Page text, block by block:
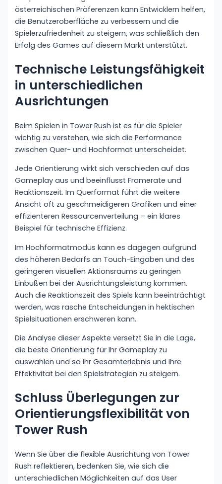
österreichischen Präferenzen kann Entwicklern helfen,
die Benutzeroberfläche zu verbessern und die
Spielerzufriedenheit zu steigern, was schließlich den
Erfolg des Games auf diesem Markt unterstützt.
Technische Leistungsfähigkeit
in unterschiedlichen
Ausrichtungen
Beim Spielen in Tower Rush ist es für die Spieler
wichtig zu verstehen, wie sich die Performance
zwischen Quer- und Hochformat unterscheidet.
Jede Orientierung wirkt sich verschieden auf das
Gameplay aus und beeinflusst Framerate und
Reaktionszeit. Im Querformat führt die weitere
Ansicht oft zu geschmeidigeren Grafiken und einer
effizienteren Ressourcenverteilung – ein klares
Beispiel für technische Effizienz.
Im Hochformatmodus kann es dagegen aufgrund
des höheren Bedarfs an Touch-Eingaben und des
geringeren visuellen Aktionsraums zu geringen
Einbußen bei der Ausrichtungsleistung kommen.
Auch die Reaktionszeit des Spiels kann beeinträchtigt
werden, was rasche Entscheidungen in hektischen
Spielsituationen erschweren kann.
Die Analyse dieser Aspekte versetzt Sie in die Lage,
die beste Orientierung für Ihr Gameplay zu
auswählen und so Ihr Gesamterlebnis und Ihre
Effektivität bei den Spielstrategien zu steigern.
Schluss Überlegungen zur
Orientierungsflexibilität von
Tower Rush
Wenn Sie über die flexible Ausrichtung von Tower
Rush reflektieren, bedenken Sie, wie sich die
unterschiedlichen Möglichkeiten auf das User